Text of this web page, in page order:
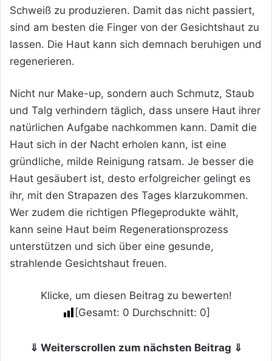
Schweiß zu produzieren. Damit das nicht passiert,
sind am besten die Finger von der Gesichtshaut zu
lassen. Die Haut kann sich demnach beruhigen und
regenerieren.
Nicht nur Make-up, sondern auch Schmutz, Staub
und Talg verhindern täglich, dass unsere Haut ihrer
natürlichen Aufgabe nachkommen kann. Damit die
Haut sich in der Nacht erholen kann, ist eine
gründliche, milde Reinigung ratsam. Je besser die
Haut gesäubert ist, desto erfolgreicher gelingt es
ihr, mit den Strapazen des Tages klarzukommen.
Wer zudem die richtigen Pflegeprodukte wählt,
kann seine Haut beim Regenerationsprozess
unterstützen und sich über eine gesunde,
strahlende Gesichtshaut freuen.
Klicke, um diesen Beitrag zu bewerten!
[Gesamt: 0 Durchschnitt: 0]
⇓ Weiterscrollen zum nächsten Beitrag ⇓